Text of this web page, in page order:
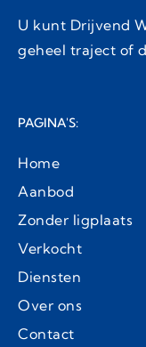
U kunt Drijvend
geheel traject of
PAGINA'S:
Home
Aanbod
Zonder ligplaats
Verkocht
Diensten
Over ons
Contact